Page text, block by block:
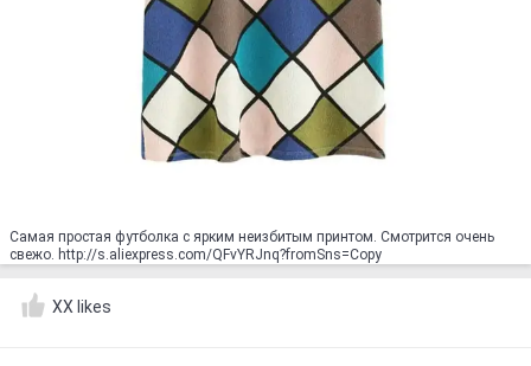
Самая простая футболка с ярким неизбитым принтом. Смотрится очень
свежо. http://s.aliexpress.com/QFvYRJnq?fromSns=Copy
XX likes